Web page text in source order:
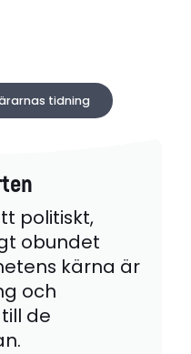
tidning
politiskt,
obundet
kärna är
och
de